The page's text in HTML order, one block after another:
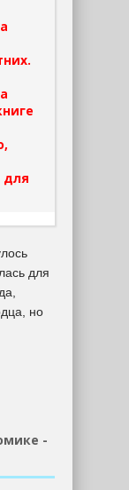
для
для
но
-